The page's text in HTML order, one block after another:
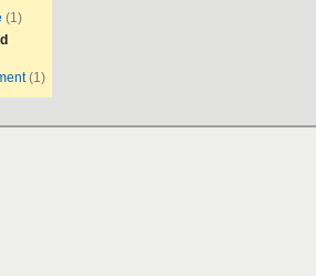
(1)
(1)